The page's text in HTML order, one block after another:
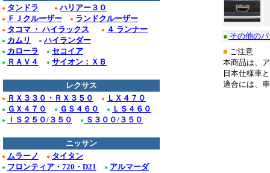
● その他の
■ ご注意
本商品は、
日本仕様車
適合には、
● タンドラ ● ハリアー３０
● ＦＪクルーザー ● ランドクルーザー
● タコマ ・ ハイラックス ● ４ ランナー
● カムリ ● ハイランダー
● カローラ ● セコイア
● ＲＡＶ４ ● サイオン：ＸＢ
レクサス
● ＲＸ３３０・ＲＸ３５０ ● ＬＸ４７０
● ＧＸ４７０ ● ＧＳ４６０ ● ＬＳ４６０
● ＩＳ２５０/３５０ ● Ｓ３００/３５０
ニッサン
● ムラーノ ● タイタン
● フロンティア・720・D21 ● アルマーダ